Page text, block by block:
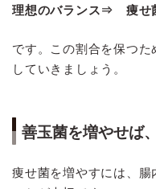
理想のバランス⇒ 痩せ
です。この割合を保つ
していきましょう。
善玉菌を増やせば
痩せ菌を増やすには、腸